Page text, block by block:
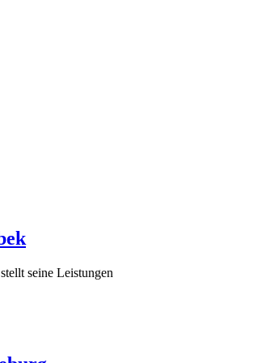
seine Leistungen